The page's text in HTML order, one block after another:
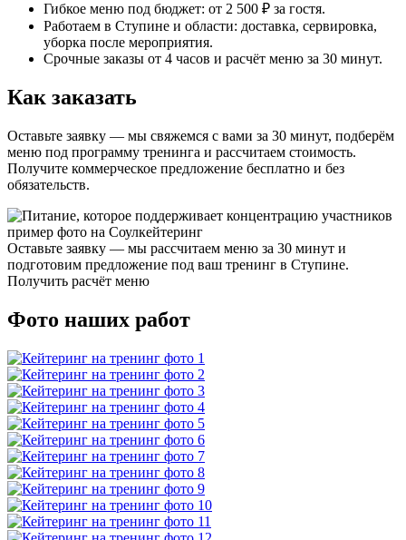
Гибкое меню под бюджет: от 2 500 ₽ за гостя.
Работаем в Ступине и области: доставка, сервировка,
уборка после мероприятия.
Срочные заказы от 4 часов и расчёт меню за 30 минут.
Как заказать
Оставьте заявку — мы свяжемся с вами за 30 минут, подберём
меню под программу тренинга и рассчитаем стоимость.
Получите коммерческое предложение бесплатно и без
обязательств.
Оставьте заявку — мы рассчитаем меню за 30 минут и
подготовим предложение под ваш тренинг в Ступине.
Получить расчёт меню
Фото наших работ